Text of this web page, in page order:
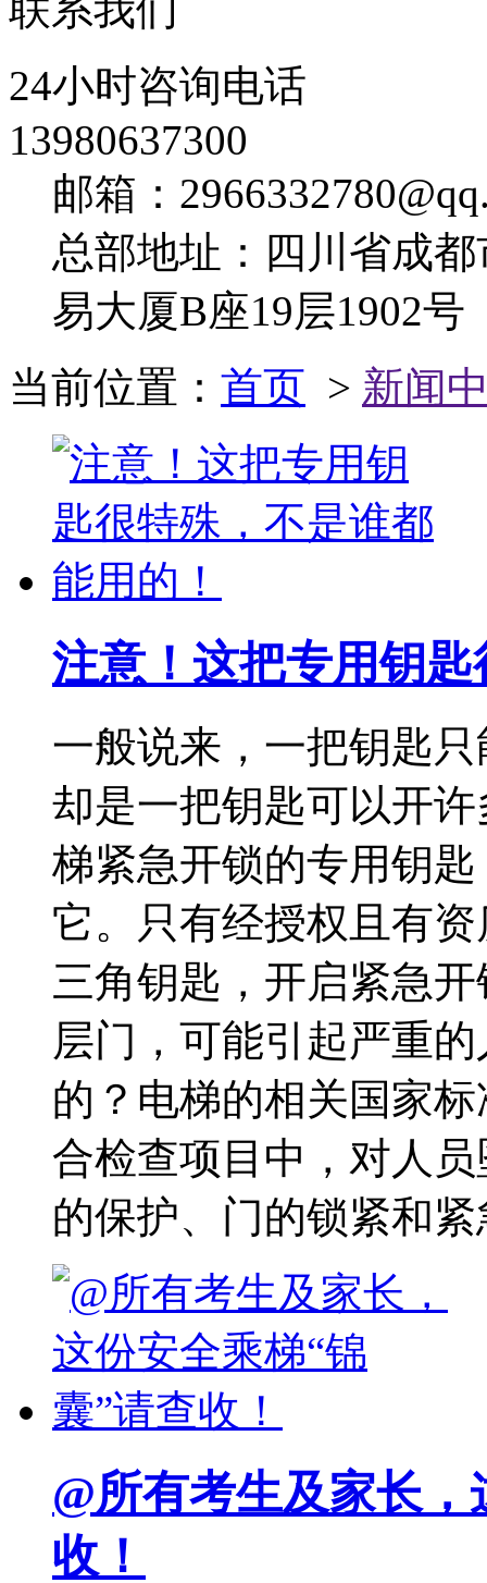
24小时咨询电话
13980637300
邮箱：
总部地址：四川省成
易大厦B座19层1902号
当前位置： 首页 > 新闻
注意！这把专用钥
一般说来，一把钥匙
却是一把钥匙可以开
梯紧急开锁的专用钥
它。只有经授权且有
三角钥匙，开启紧急
层门，可能引起严重
的？电梯的相关国家
合检查项目中，对人
的保护、门的锁紧和
@所有考生及家长
收！